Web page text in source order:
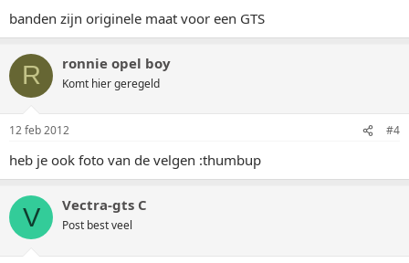
banden zijn originele maat voor een GTS
R ronnie opel boy
Komt hier geregeld
12 feb 2012 #4
heb je ook foto van de velgen :thumbup
V Vectra-gts C
Post best veel